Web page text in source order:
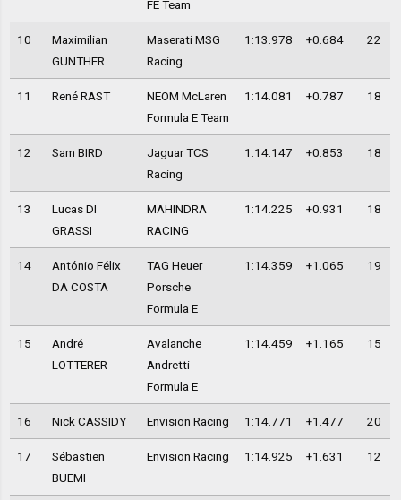
FE Team
10
Maximilian
GÜNTHER
Maserati MSG
Racing
1:13.978 +0.684 22
11 René RAST
NEOM McLaren
Formula E Team
1:14.081 +0.787 18
12 Sam BIRD
Jaguar TCS
Racing
1:14.147 +0.853 18
13
Lucas DI
GRASSI
MAHINDRA
RACING
1:14.225 +0.931 18
14
António Félix
DA COSTA
TAG Heuer
Porsche
Formula E
1:14.359 +1.065 19
15
André
LOTTERER
Avalanche
Andretti
Formula E
1:14.459 +1.165 15
16 Nick CASSIDY Envision Racing 1:14.771 +1.477 20
17
Sébastien
BUEMI
Envision Racing 1:14.925 +1.631 12